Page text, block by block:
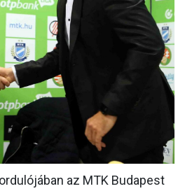
KLUB
GALÉRIA
ÉLMÉNYEK
az MTK Budapest